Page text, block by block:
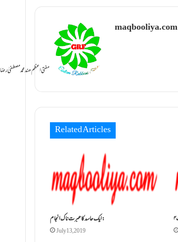
maqbooliya.com
Related Articles
ایک حاسد کا عبرت ناک انجام:
July 13, 2019
سامانِ بخشش Mufti Azam Hind Muhammad Mustafa Raza مفتی اعظم ھند محمد مصطفیٰ رضا